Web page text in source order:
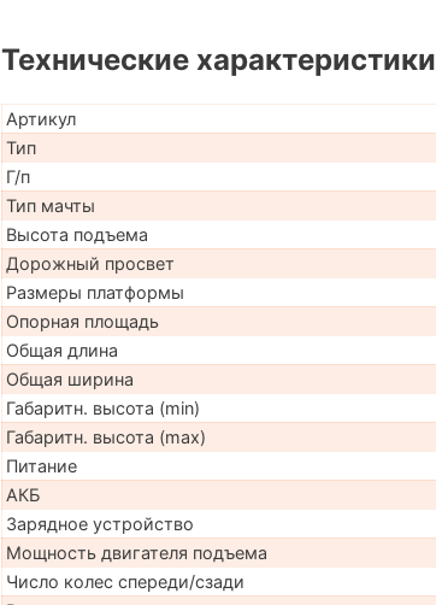
Технические характеристики
Артикул
Тип
Г/п
Тип мачты
Высота подъема
Дорожный просвет
Размеры платформы
Опорная площадь
Общая длина
Общая ширина
Габаритн. высота (min)
Габаритн. высота (max)
Питание
АКБ
Зарядное устройство
Мощность двигателя подъема
Число колес спереди/сзади